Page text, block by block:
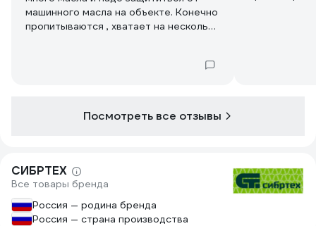
машинного масла на объекте. Конечно
пропитываются , хватает на несколько
Посмотреть все отзывы
СИБРТЕХ
Все товары бренда
Россия — родина бренда
Россия — страна производства